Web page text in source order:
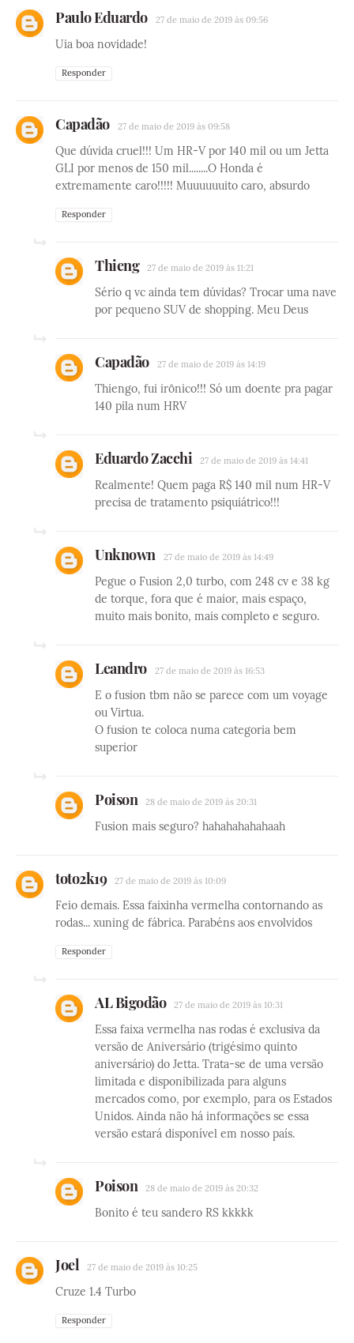
Paulo Eduardo 27 de maio de 2019 às 09:56
Uia boa novidade!
Responder
Capadão 27 de maio de 2019 às 09:58
Que dúvida cruel!!! Um HR-V por 140 mil ou um Jetta
GLI por menos de 150 mil........O Honda é
extremamente caro!!!!! Muuuuuuito caro, absurdo
Responder
Thieng 27 de maio de 2019 às 11:21
Sério q vc ainda tem dúvidas? Trocar uma nave
por pequeno SUV de shopping. Meu Deus
Capadão 27 de maio de 2019 às 14:19
Thiengo, fui irônico!!! Só um doente pra pagar
140 pila num HRV
Eduardo Zacchi 27 de maio de 2019 às 14:41
Realmente! Quem paga R$ 140 mil num HR-V
precisa de tratamento psiquiátrico!!!
Unknown 27 de maio de 2019 às 14:49
Pegue o Fusion 2,0 turbo, com 248 cv e 38 kg
de torque, fora que é maior, mais espaço,
muito mais bonito, mais completo e seguro.
Leandro 27 de maio de 2019 às 16:53
E o fusion tbm não se parece com um voyage
ou Virtua.
O fusion te coloca numa categoria bem
superior
Poison 28 de maio de 2019 às 20:31
Fusion mais seguro? hahahahahahaah
toto2k19 27 de maio de 2019 às 10:09
Feio demais. Essa faixinha vermelha contornando as
rodas... xuning de fábrica. Parabéns aos envolvidos
Responder
AL Bigodão 27 de maio de 2019 às 10:31
Essa faixa vermelha nas rodas é exclusiva da
versão de Aniversário (trigésimo quinto
aniversário) do Jetta. Trata-se de uma versão
limitada e disponibilizada para alguns
mercados como, por exemplo, para os Estados
Unidos. Ainda não há informações se essa
versão estará disponível em nosso país.
Poison 28 de maio de 2019 às 20:32
Bonito é teu sandero RS kkkkk
Joel 27 de maio de 2019 às 10:25
Cruze 1.4 Turbo
Responder